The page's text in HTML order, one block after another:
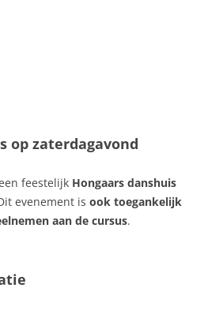
op zaterdagavond
feestelijk Hongaars danshuis
evenement is ook toegankelijk
aan de cursus.